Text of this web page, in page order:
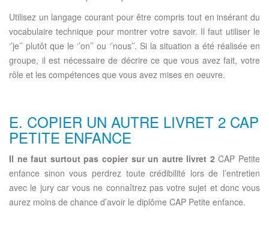
Utilisez un langage courant pour être compris tout en insérant du
vocabulaire technique pour montrer votre savoir. Il faut utiliser le
‘’je’’ plutôt que le ‘’on’’ ou ‘’nous’’. Si la situation a été réalisée en
groupe, il est nécessaire de décrire ce que vous avez fait, votre
rôle et les compétences que vous avez mises en oeuvre.
E. COPIER UN AUTRE LIVRET 2 CAP
PETITE ENFANCE
Il ne faut surtout pas copier sur un autre livret 2 CAP Petite
enfance sinon vous perdrez toute crédibilité lors de l’entretien
avec le jury car vous ne connaîtrez pas votre sujet et donc vous
aurez moins de chance d’avoir le diplôme CAP Petite enfance.